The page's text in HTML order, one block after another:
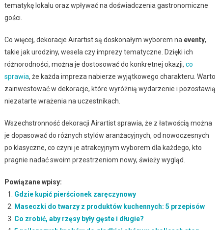
tematykę lokalu oraz wpływać na doświadczenia gastronomiczne
gości.
Co więcej, dekoracje Airartist są doskonałym wyborem na eventy,
takie jak urodziny, wesela czy imprezy tematyczne. Dzięki ich
różnorodności, można je dostosować do konkretnej okazji, co
sprawia, że każda impreza nabierze wyjątkowego charakteru. Warto
zainwestować w dekoracje, które wyróżnią wydarzenie i pozostawią
niezatarte wrażenia na uczestnikach.
Wszechstronność dekoracji Airartist sprawia, że z łatwością można
je dopasować do różnych stylów aranżacyjnych, od nowoczesnych
po klasyczne, co czyni je atrakcyjnym wyborem dla każdego, kto
pragnie nadać swoim przestrzeniom nowy, świeży wygląd.
Powiązane wpisy:
Gdzie kupić pierścionek zaręczynowy
Maseczki do twarzy z produktów kuchennych: 5 przepisów
Co zrobić, aby rzęsy były gęste i długie?